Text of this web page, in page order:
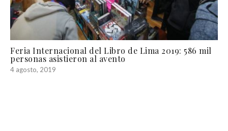
Feria Internacional del Libro de Lima 2019: 586 mil
personas asistieron al avento
4 agosto, 2019